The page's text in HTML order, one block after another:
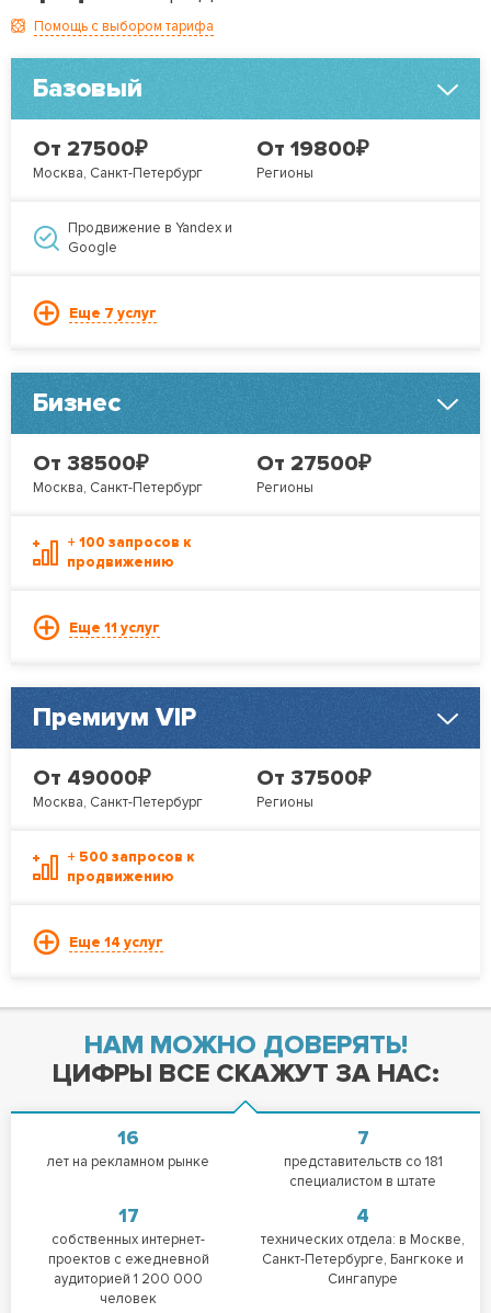
Помощь с выбором тарифа
Базовый
От 27500₽
Москва, Санкт-Петербург
От 19800₽
Регионы
Продвижение в Yandex и
Google
Еще 7 услуг
Бизнес
От 38500₽
Москва, Санкт-Петербург
От 27500₽
Регионы
+ 100 запросов к
продвижению
Еще 11 услуг
Премиум VIP
От 49000₽
Москва, Санкт-Петербург
От 37500₽
Регионы
+ 500 запросов к
продвижению
Еще 14 услуг
НАМ МОЖНО ДОВЕРЯТЬ!
ЦИФРЫ ВСЕ СКАЖУТ ЗА НАС:
16
лет на рекламном рынке
7
представительств со 181
специалистом в штате
17
собственных интернет-
проектов с ежедневной
аудиторией 1 200 000
человек
4
технических отдела: в Москве,
Санкт-Петербурге, Бангкоке и
Сингапуре